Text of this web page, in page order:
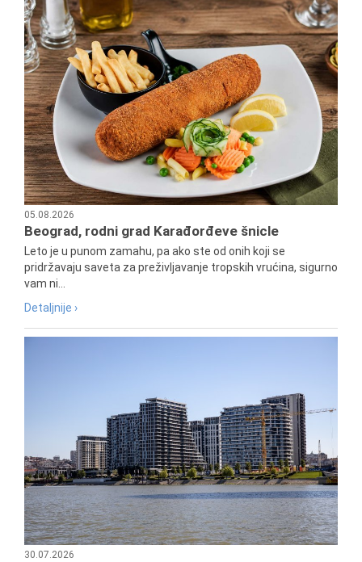
05.08.2026
Beograd, rodni grad Karađorđeve šnicle
Leto je u punom zamahu, pa ako ste od onih koji se
pridržavaju saveta za preživljavanje tropskih vrućina, sigurno
vam ni...
Detaljnije ›
30.07.2026